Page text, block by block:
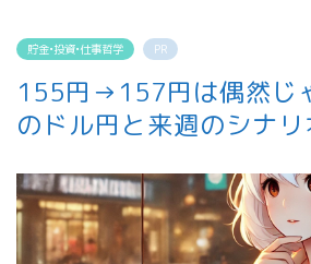
貯金•投資•仕事哲学 PR
155円→157円は偶然じ
のドル円と来週のシナ